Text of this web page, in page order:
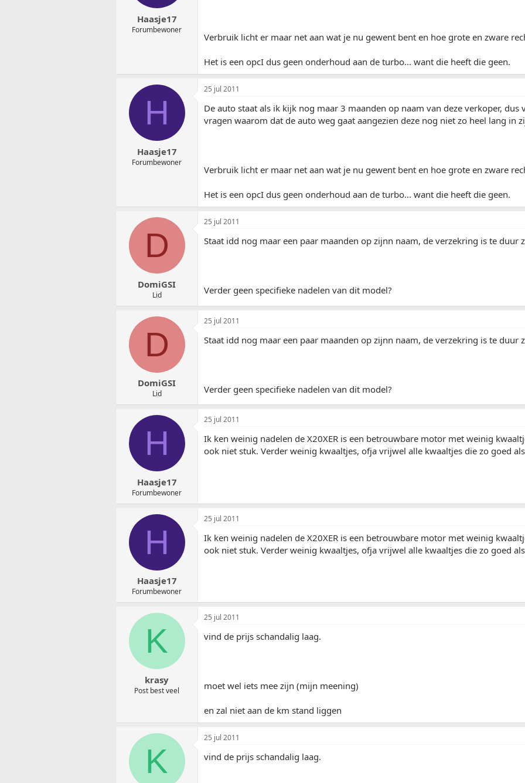
Haasje17
Forumbewoner
Verbruik licht er maar net aan wat je nu gewent bent en hoe grote en zware
Het is een opcI dus geen onderhoud aan de turbo... want die heeft die geen.
H
Haasje17
Forumbewoner
25 jul 2011
De auto staat als ik kijk nog maar 3 maanden op naam van deze verkoper,
vragen waarom dat de auto weg gaat aangezien deze nog niet zo heel lang in
Verbruik licht er maar net aan wat je nu gewent bent en hoe grote en zware
Het is een opcI dus geen onderhoud aan de turbo... want die heeft die geen.
D
DomiGSI
Lid
25 jul 2011
Staat idd nog maar een paar maanden op zijnn naam, de verzekring is te duur
Verder geen specifieke nadelen van dit model?
D
DomiGSI
Lid
25 jul 2011
Staat idd nog maar een paar maanden op zijnn naam, de verzekring is te duur
Verder geen specifieke nadelen van dit model?
H
Haasje17
Forumbewoner
25 jul 2011
Ik ken weinig nadelen de X20XER is een betrouwbare motor met weinig
ook niet stuk. Verder weinig kwaaltjes, ofja vrijwel alle kwaaltjes die zo goed
H
Haasje17
Forumbewoner
25 jul 2011
Ik ken weinig nadelen de X20XER is een betrouwbare motor met weinig
ook niet stuk. Verder weinig kwaaltjes, ofja vrijwel alle kwaaltjes die zo goed
K
krasy
Post best veel
25 jul 2011
vind de prijs schandalig laag.
moet wel iets mee zijn (mijn meening)
en zal niet aan de km stand liggen
K
25 jul 2011
vind de prijs schandalig laag.